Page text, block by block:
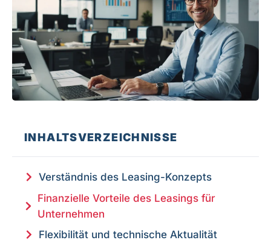
INHALTSVERZEICHNISSE
Verständnis des Leasing-Konzepts
Finanzielle Vorteile des Leasings für
Unternehmen
Flexibilität und technische Aktualität